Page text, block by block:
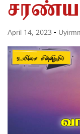
April 14, 2023 -